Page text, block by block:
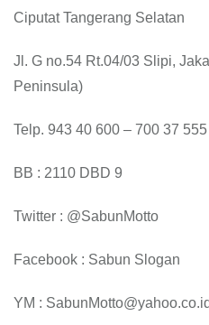
Ciputat Tangerang Selatan
Jl. G no.54 Rt.04/03 Slipi,
Peninsula)
Telp. 943 40 600 – 700 37 555
BB : 2110 DBD 9
Twitter : @SabunMotto
Facebook : Sabun Slogan
YM : SabunMotto@yahoo.co.id